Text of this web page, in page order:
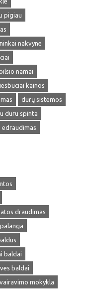
pigiau
nakvyne
namai
kainos
durų sistemos
duru spinta
edraudimas
draudimas
baldai
baldai
mokykla